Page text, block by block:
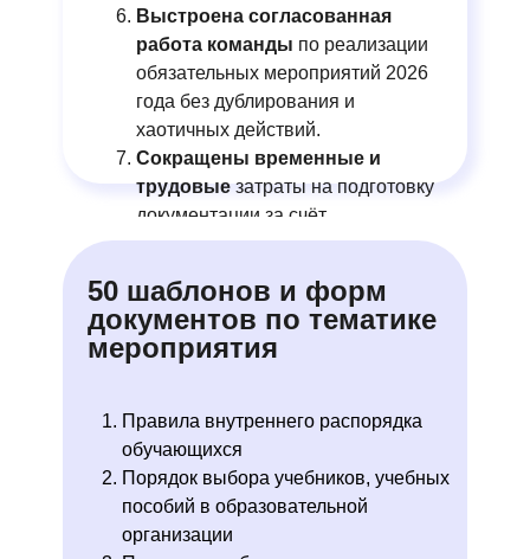
Выстроена согласованная
работа команды по реализации
обязательных мероприятий 2026
года без дублирования и
хаотичных действий.
Сокращены временные и
трудовые затраты на подготовку
документации за счёт
использования готовых форм и
50 шаблонов и форм
документов по тематике
мероприятия
Правила внутреннего распорядка
обучающихся
Порядок выбора учебников, учебных
пособий в образовательной
организации